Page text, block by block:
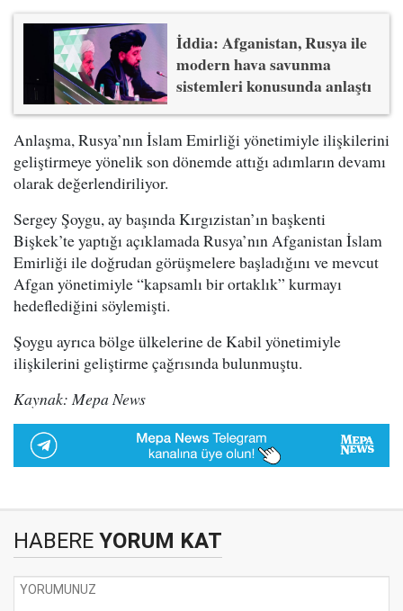
İddia: Afganistan, Rusya ile
modern hava savunma
sistemleri konusunda anlaştı
Anlaşma, Rusya’nın İslam Emirliği yönetimiyle ilişkilerini
geliştirmeye yönelik son dönemde attığı adımların devamı
olarak değerlendiriliyor.
Sergey Şoygu, ay başında Kırgızistan’ın başkenti
Bişkek’te yaptığı açıklamada Rusya’nın Afganistan İslam
Emirliği ile doğrudan görüşmelere başladığını ve mevcut
Afgan yönetimiyle “kapsamlı bir ortaklık” kurmayı
hedeflediğini söylemişti.
Şoygu ayrıca bölge ülkelerine de Kabil yönetimiyle
ilişkilerini geliştirme çağrısında bulunmuştu.
Kaynak: Mepa News
HABERE YORUM KAT